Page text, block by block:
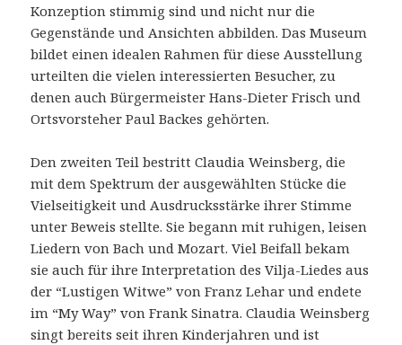
Konzeption stimmig sind und nicht nur die
Gegenstände und Ansichten abbilden. Das Museum
bildet einen idealen Rahmen für diese Ausstellung
urteilten die vielen interessierten Besucher, zu
denen auch Bürgermeister Hans-Dieter Frisch und
Ortsvorsteher Paul Backes gehörten.
Den zweiten Teil bestritt Claudia Weinsberg, die
mit dem Spektrum der ausgewählten Stücke die
Vielseitigkeit und Ausdrucksstärke ihrer Stimme
unter Beweis stellte. Sie begann mit ruhigen, leisen
Liedern von Bach und Mozart. Viel Beifall bekam
sie auch für ihre Interpretation des Vilja-Liedes aus
der “Lustigen Witwe” von Franz Lehar und endete
im “My Way” von Frank Sinatra. Claudia Weinsberg
singt bereits seit ihren Kinderjahren und ist